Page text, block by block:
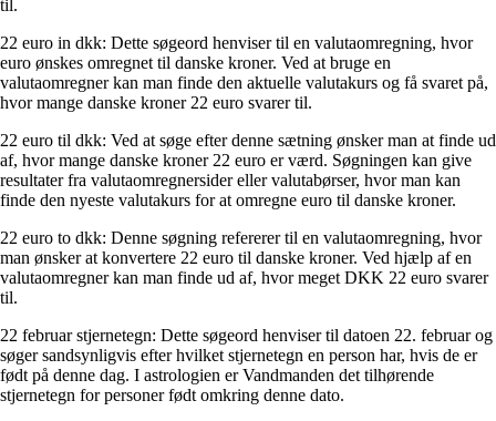
til.
22 euro in dkk: Dette søgeord henviser til en valutaomregning, hvor
euro ønskes omregnet til danske kroner. Ved at bruge en
valutaomregner kan man finde den aktuelle valutakurs og få svaret på,
hvor mange danske kroner 22 euro svarer til.
22 euro til dkk: Ved at søge efter denne sætning ønsker man at finde ud
af, hvor mange danske kroner 22 euro er værd. Søgningen kan give
resultater fra valutaomregnersider eller valutabørser, hvor man kan
finde den nyeste valutakurs for at omregne euro til danske kroner.
22 euro to dkk: Denne søgning refererer til en valutaomregning, hvor
man ønsker at konvertere 22 euro til danske kroner. Ved hjælp af en
valutaomregner kan man finde ud af, hvor meget DKK 22 euro svarer
til.
22 februar stjernetegn: Dette søgeord henviser til datoen 22. februar og
søger sandsynligvis efter hvilket stjernetegn en person har, hvis de er
født på denne dag. I astrologien er Vandmanden det tilhørende
stjernetegn for personer født omkring denne dato.